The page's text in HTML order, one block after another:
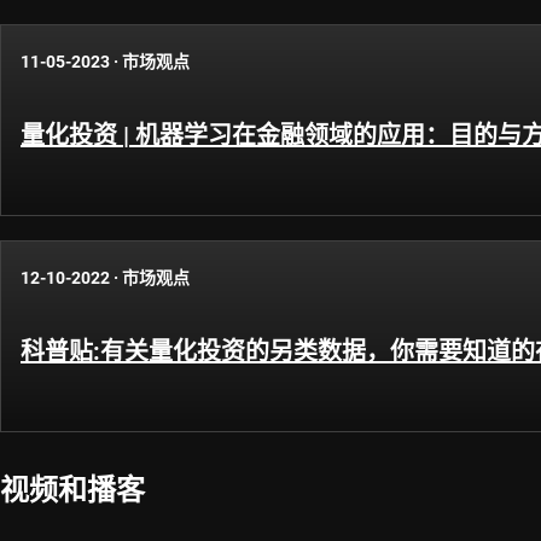
11-05-2023 · 市场观点
量化投资 | 机器学习在金融领域的应用：目的与
12-10-2022 · 市场观点
科普贴:有关量化投资的另类数据，你需要知道
视频和播客